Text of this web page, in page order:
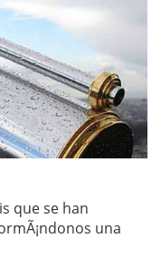
que se han
una